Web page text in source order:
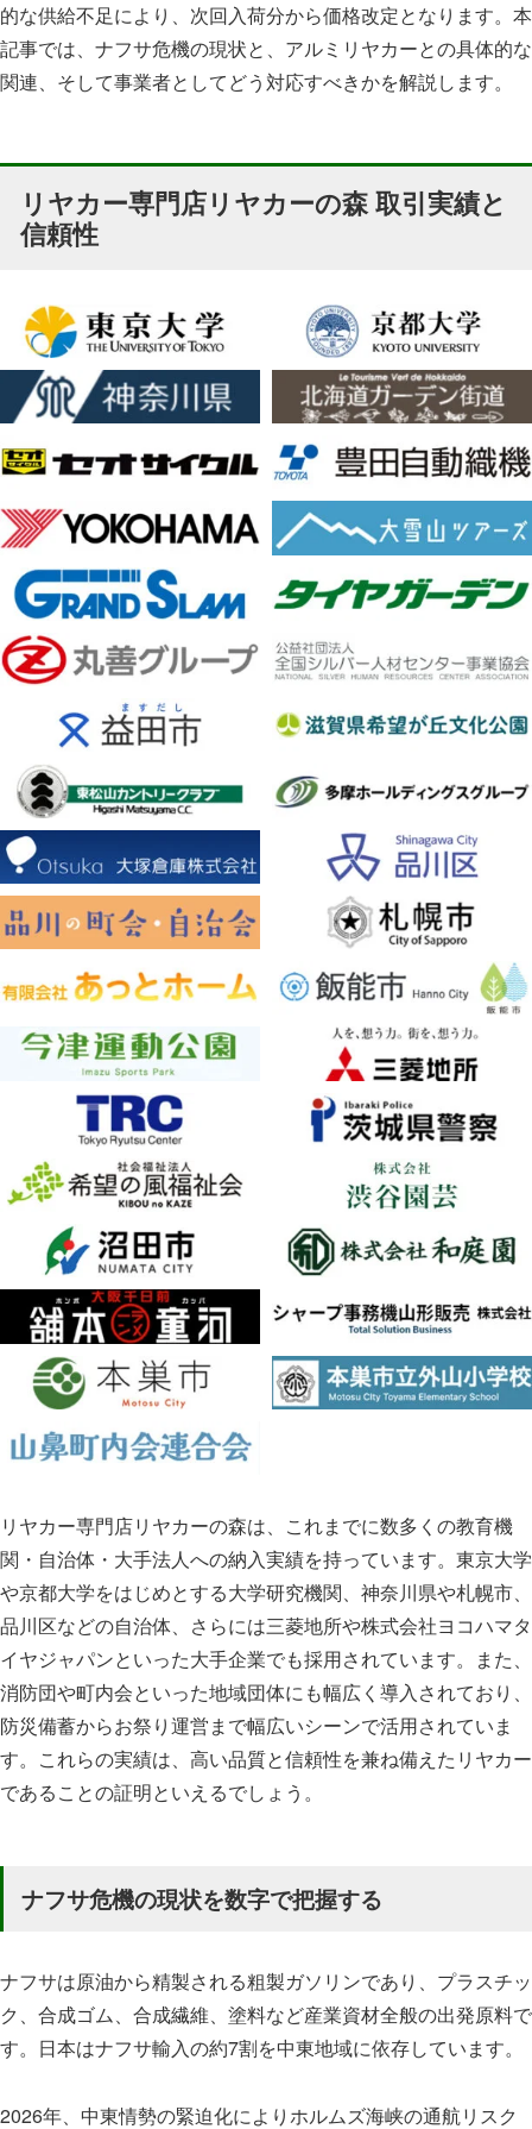
的な供給不足により、次回入荷分から価格改定となります。本
記事では、ナフサ危機の現状と、アルミリヤカーとの具体的な
関連、そして事業者としてどう対応すべきかを解説します。
リヤカー専門店リヤカーの森 取引実績と
信頼性
リヤカー専門店リヤカーの森は、これまでに数多くの教育機
関・自治体・大手法人への納入実績を持っています。東京大学
や京都大学をはじめとする大学研究機関、神奈川県や札幌市、
品川区などの自治体、さらには三菱地所や株式会社ヨコハマタ
イヤジャパンといった大手企業でも採用されています。また、
消防団や町内会といった地域団体にも幅広く導入されており、
防災備蓄からお祭り運営まで幅広いシーンで活用されていま
す。これらの実績は、高い品質と信頼性を兼ね備えたリヤカー
であることの証明といえるでしょう。
ナフサ危機の現状を数字で把握する
ナフサは原油から精製される粗製ガソリンであり、プラスチッ
ク、合成ゴム、合成繊維、塗料など産業資材全般の出発原料で
す。日本はナフサ輸入の約7割を中東地域に依存しています。
2026年、中東情勢の緊迫化によりホルムズ海峡の通航リスク